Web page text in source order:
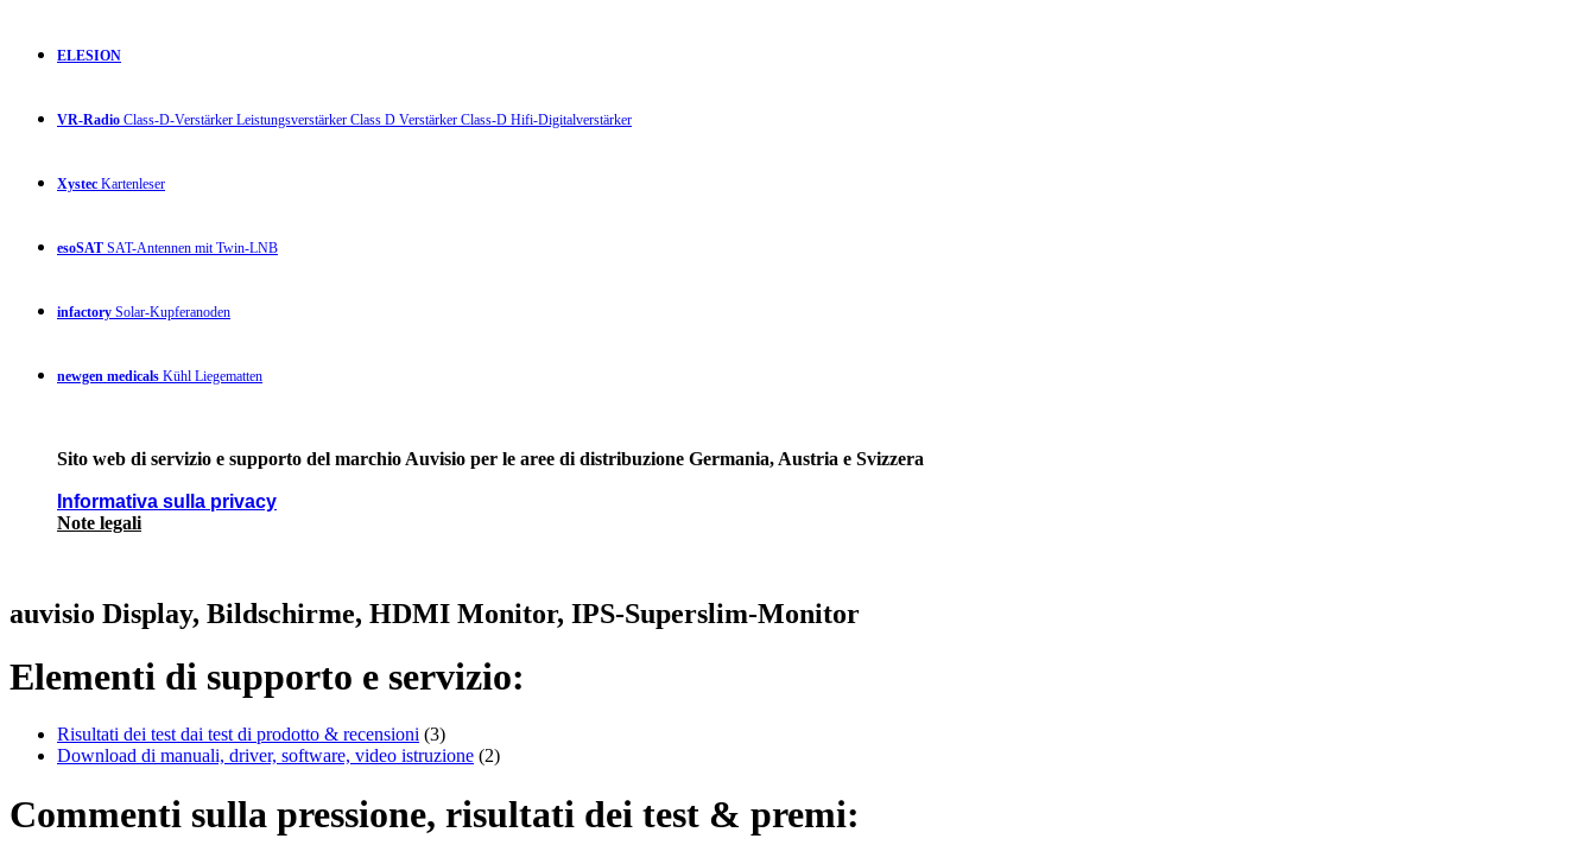
ELESION
VR-Radio Class-D-Verstärker Leistungsverstärker Class D Verstärker Class-D Hifi-Digitalverstärker
Xystec Kartenleser
esoSAT SAT-Antennen mit Twin-LNB
infactory Solar-Kupferanoden
newgen medicals Kühl Liegematten
Sito web di servizio e supporto del marchio Auvisio per le aree di distribuzione Germania, Austria e Svizzera
Informativa sulla privacy
Note legali
auvisio Display, Bildschirme, HDMI Monitor, IPS-Superslim-Monitor
Elementi di supporto e servizio:
Risultati dei test dai test di prodotto & recensioni (3)
Download di manuali, driver, software, video istruzione (2)
Commenti sulla pressione, risultati dei test & premi: